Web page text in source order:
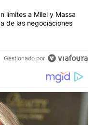
"Los gobernadores
límites a Milei y Massa
de las negociaciones
Gestionado por